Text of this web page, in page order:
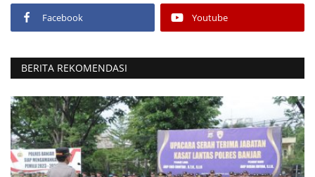
Facebook Youtube
BERITA REKOMENDASI